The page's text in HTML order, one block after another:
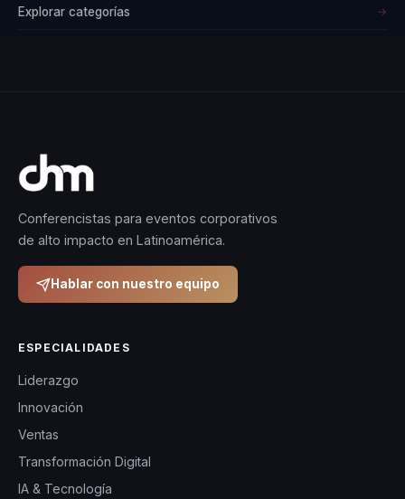
Explorar categorías →
Conferencistas para eventos corporativos
de alto impacto en Latinoamérica.
Hablar con nuestro equipo
ESPECIALIDADES
Liderazgo
Innovación
Ventas
Transformación Digital
IA & Tecnología